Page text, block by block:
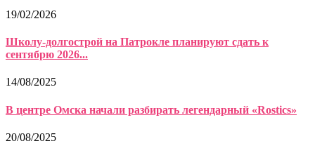
19/02/2026
Школу-долгострой на Патрокле планируют сдать к
сентябрю 2026...
14/08/2025
В центре Омска начали разбирать легендарный «Rostics»
20/08/2025